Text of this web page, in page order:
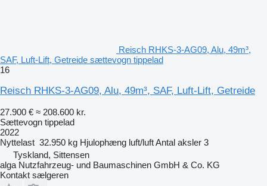
Reisch RHKS-3-AG09, Alu, 49m³,
SAF, Luft-Lift, Getreide sættevogn tippelad
16
Reisch RHKS-3-AG09, Alu, 49m³, SAF, Luft-Lift, Getreide
27.900 € ≈ 208.600 kr.
Sættevogn tippelad
2022
Nyttelast 32.950 kg Hjulophæng luft/luftAntal aksler 3
Tyskland, Sittensen
alga Nutzfahrzeug- und Baumaschinen GmbH & Co. KG
Kontakt sælgeren